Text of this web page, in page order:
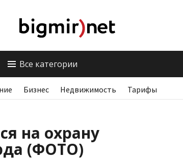
Все категории
Бизнес Недвижимость Тарифы
на охрану
(ФОТО)